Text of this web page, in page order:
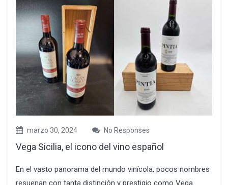
marzo 30, 2024 No Responses
Vega Sicilia, el icono del vino español
En el vasto panorama del mundo vinícola, pocos nombres
resuenan con tanta distinción y prestigio como Vega